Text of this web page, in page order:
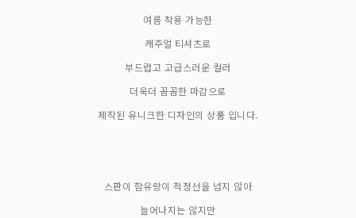
여름 착용 가능한
캐주얼 티셔츠로
부드럽고 고급스러운 컬러
더욱더 꼼꼼한 마감으로
제작된 유니크한 디자인의 상품 입니다.
스판이 함유량이 적정선을 넘지 않아
늘어나지는 않지만